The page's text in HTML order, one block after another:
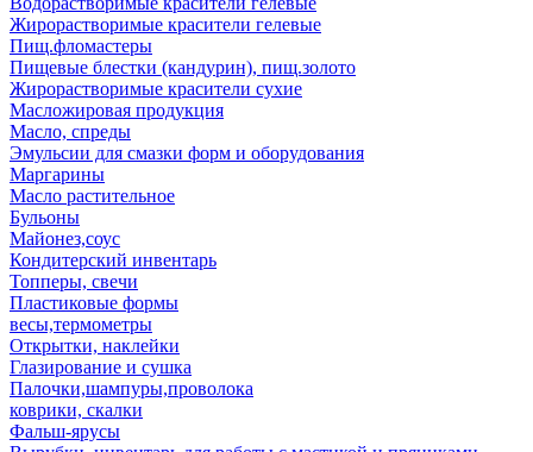
Жирорастворимые красители гелевые
Пищ.фломастеры
Пищевые блестки (кандурин), пищ.золото
Жирорастворимые красители сухие
Масложировая продукция
Масло, спреды
Эмульсии для смазки форм и оборудования
Маргарины
Масло растительное
Бульоны
Майонез,соус
Кондитерский инвентарь
Топперы, свечи
Пластиковые формы
весы,термометры
Открытки, наклейки
Глазирование и сушка
Палочки,шампуры,проволока
коврики, скалки
Фальш-ярусы